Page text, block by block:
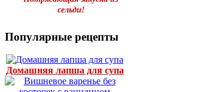
сельди!
Популярные рецепты
Домашняя лапша для супа